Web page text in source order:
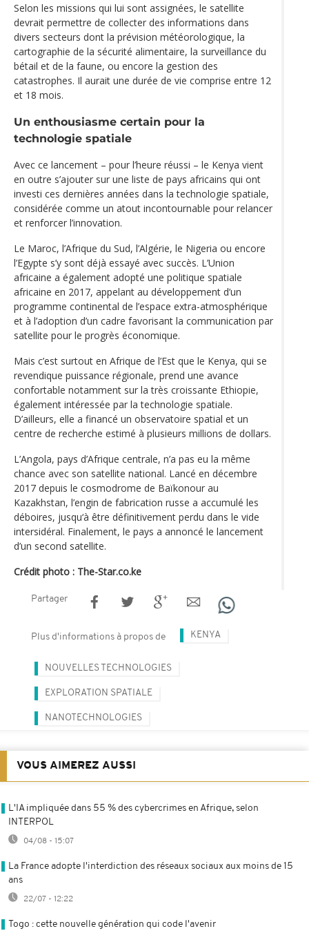
Selon les missions qui lui sont assignées, le satellite
devrait permettre de collecter des informations dans
divers secteurs dont la prévision météorologique, la
cartographie de la sécurité alimentaire, la surveillance du
bétail et de la faune, ou encore la gestion des
catastrophes. Il aurait une durée de vie comprise entre 12
et 18 mois.
Un enthousiasme certain pour la
technologie spatiale
Avec ce lancement – pour l’heure réussi – le Kenya vient
en outre s’ajouter sur une liste de pays africains qui ont
investi ces dernières années dans la technologie spatiale,
considérée comme un atout incontournable pour relancer
et renforcer l’innovation.
Le Maroc, l’Afrique du Sud, l’Algérie, le Nigeria ou encore
l’Egypte s’y sont déjà essayé avec succès. L’Union
africaine a également adopté une politique spatiale
africaine en 2017, appelant au développement d’un
programme continental de l’espace extra-atmosphérique
et à l’adoption d’un cadre favorisant la communication par
satellite pour le progrès économique.
Mais c’est surtout en Afrique de l’Est que le Kenya, qui se
revendique puissance régionale, prend une avance
confortable notamment sur la très croissante Ethiopie,
également intéressée par la technologie spatiale.
D’ailleurs, elle a financé un observatoire spatial et un
centre de recherche estimé à plusieurs millions de dollars.
L’Angola, pays d’Afrique centrale, n’a pas eu la même
chance avec son satellite national. Lancé en décembre
2017 depuis le cosmodrome de Baïkonour au
Kazakhstan, l’engin de fabrication russe a accumulé les
déboires, jusqu‘à être définitivement perdu dans le vide
intersidéral. Finalement, le pays a annoncé le lancement
d’un second satellite.
Crédit photo : The-Star.co.ke
Partager
Plus d'informations à propos de KENYA
NOUVELLES TECHNOLOGIES
EXPLORATION SPATIALE
NANOTECHNOLOGIES
VOUS AIMEREZ AUSSI
L'IA impliquée dans 55 % des cybercrimes en Afrique, selon
INTERPOL
04/08 - 15:07
La France adopte l'interdiction des réseaux sociaux aux moins de 15
ans
22/07 - 12:22
Togo : cette nouvelle génération qui code l'avenir